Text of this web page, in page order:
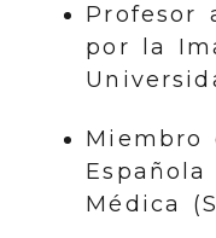
Profesor
por la
Miembro
Médica